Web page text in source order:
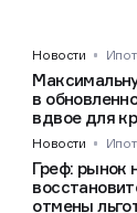
Новости
в
вдвое для
Новости
Греф: рынок
отмены